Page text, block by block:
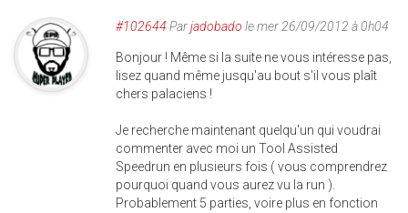
#102644 Parjadobado le mer 26/09/2012 à 0h04
Bonjour ! Même si la suite ne vous intéresse pas,
lisez quand même jusqu'au bout s'il vous plaît
chers palaciens !
Je recherche maintenant quelqu'un qui voudrai
commenter avec moi un Tool Assisted
Speedrun en plusieurs fois ( vous comprendrez
pourquoi quand vous aurez vu la run ).
Probablement 5 parties, voire plus en fonction